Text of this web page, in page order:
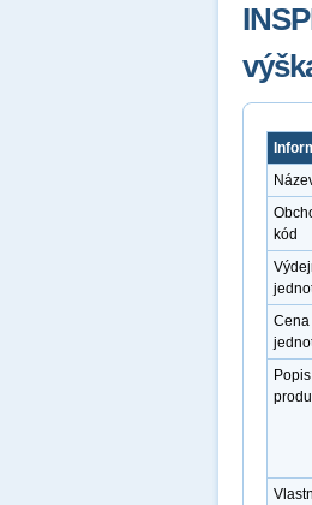
kód
Cena
Popis